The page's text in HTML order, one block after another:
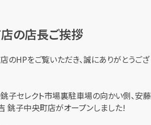
の店長ご挨拶
のHPをご覧いただき、誠にありがとうござ
銚子セレクト市場裏駐車場の向かい側、安藤
銚子中央町店がオープンしました!